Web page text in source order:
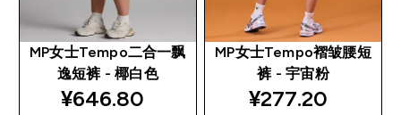
MP女士Tempo二合一飘
逸短裤 - 椰白色
¥646.80‎
MP女士Tempo褶皱腰短
裤 - 宇宙粉
¥277.20‎